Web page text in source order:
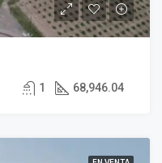
1 68,946.04